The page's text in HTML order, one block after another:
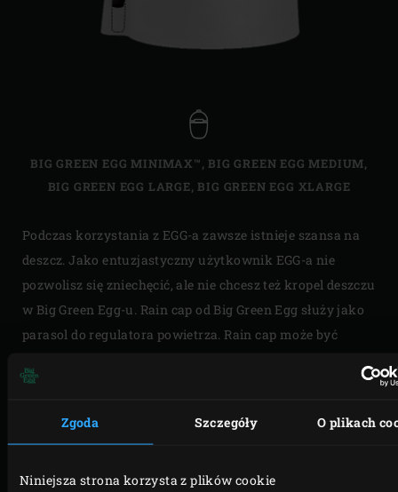
Zgoda Szczegóły O plikach
Niniejsza strona korzysta z plików cookie
BIG GREEN EGG MINIMAX™,BIG GREEN EGG MEDIUM,
BIG GREEN EGG LARGE,BIG GREEN EGG XLARGE
Podczas korzystania z EGG-a zawsze istnieje szansa na
deszcz. Jako entuzjastyczny użytkownik EGG-a nie
pozwolisz się zniechęcić, ale nie chcesz też kropel deszczu
w Big Green Egg-u. Rain cap od Big Green Egg służy jako
parasol do regulatora powietrza. Rain cap może być
Kod